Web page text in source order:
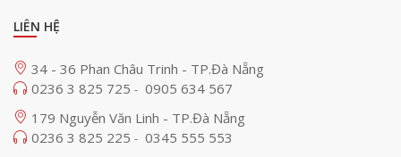
LIÊN HỆ
34 - 36 Phan Châu Trinh - TP.Đà Nẵng
0236 3 825 725 - 0905 634 567
179 Nguyễn Văn Linh - TP.Đà Nẵng
0236 3 825 225 - 0345 555 553